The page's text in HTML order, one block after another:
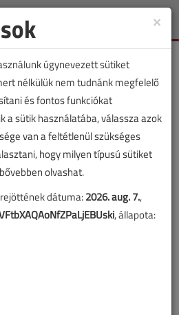
Toggle
online | 19 987 |
veszíthették, valamint a tartalom
táblázatok stb.).
×
úgynevezett sütiket
nélkülük nem tudnánk megfelelő
és fontos funkciókat
a sütik használatába, válassza azok
van a feltétlenül szükséges
hogy milyen típusú sütiket
olvashat.
dátuma:2026. aug. 7.,
, állapota: